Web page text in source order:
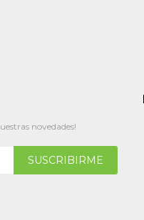
novedades!
SUSCRIBIRME